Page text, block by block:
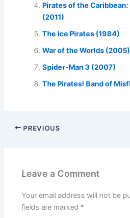
Pirates of the
(2011)
The Ice Pirates (1984)
War of the Worlds (2005)
Spider-Man 3 (2007)
The Pirates! Band of
PREVIOUS
Leave a Comment
Your email address will not be
fields are marked *